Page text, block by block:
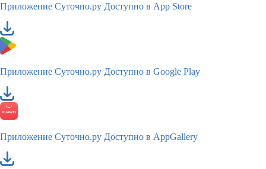
Приложение Суточно.ру Доступно в App Store
Приложение Суточно.ру Доступно в Google Play
Приложение Суточно.ру Доступно в AppGallery